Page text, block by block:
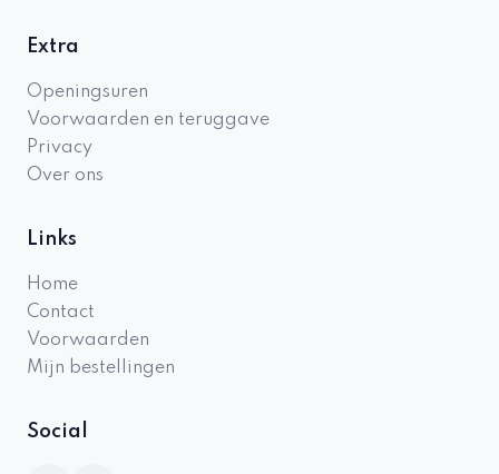
Extra
Openingsuren
Voorwaarden en teruggave
Privacy
Over ons
Links
Home
Contact
Voorwaarden
Mijn bestellingen
Social